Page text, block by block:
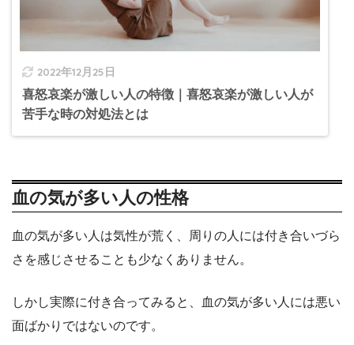
2022年12月25日
喜怒哀楽が激しい人の特徴｜喜怒哀楽が激しい人が
苦手な時の対処法とは
血の気が多い人の性格
血の気が多い人は気性が荒く、周りの人には付き合いづら
さを感じさせることも少なくありません。
しかし実際に付き合ってみると、血の気が多い人には悪い
面ばかりではないのです。